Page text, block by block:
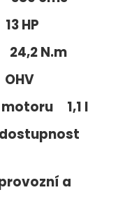
HP
N.m
motoru 1,1 l
a